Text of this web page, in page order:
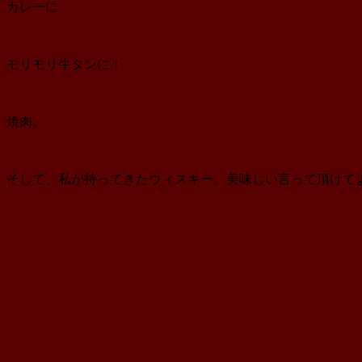
カレーに
モリモリ牛タンに！
焼肉。
そして、私が持ってきたウィスキー。美味しい言って頂けて